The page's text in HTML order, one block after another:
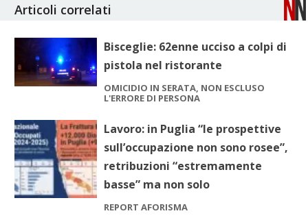
Articoli correlati
Bisceglie: 62enne ucciso a colpi di
pistola nel ristorante
OMICIDIO IN SERATA, NON ESCLUSO
L'ERRORE DI PERSONA
Lavoro: in Puglia “le prospettive
sull’occupazione non sono rosee”,
retribuzioni “estremamente
basse” ma non solo
REPORT AFORISMA